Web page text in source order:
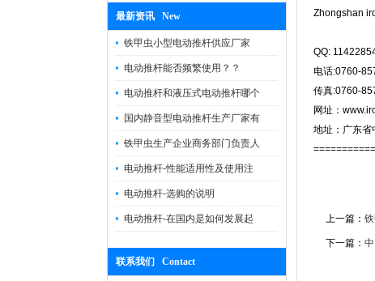
最新资讯 New
铁甲虫小型电动推杆供应厂家
电动推杆能否频繁使用？？
电动推杆和液压式电动推杆哪个
国内静音型电动推杆生产厂家有
铁甲虫生产企业商务部门负责人
电动推杆-性能适用性及使用注
电动推杆-选购的说明
电动推杆-在国内是如何发展起
联系我们 Contact
Zhongshan
QQ:
电话:0760-
传真:0760-
网址：
地址：广东省
上一篇：
下一篇：